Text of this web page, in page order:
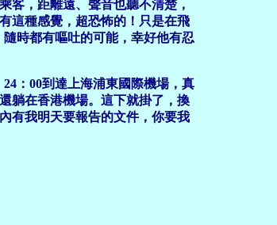
客，距離遠、聲音也聽不清楚，
這種感覺，超恐怖的！只是在飛
時都有嘔吐的可能，幸好他有忍
：00到達上海浦東國際機場，真
躺在香港機場。這下就掛了，換
有我明天要報告的文件，你要我